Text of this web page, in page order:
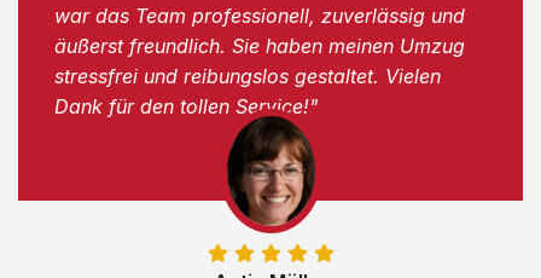
war das Team professionell, zuverlässig und
äußerst freundlich. Sie haben meinen Umzug
stressfrei und reibungslos gestaltet. Vielen
Dank für den tollen Service!"